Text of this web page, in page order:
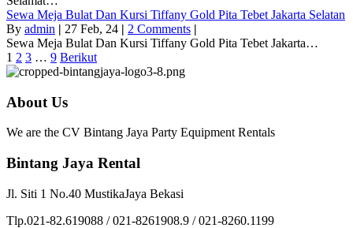
Sewa Meja Bulat Dan Kursi Tiffany Gold Pita Tebet Jakarta Selatan
By admin | 27 Feb, 24 | 2 Comments |
Sewa Meja Bulat Dan Kursi Tiffany Gold Pita Tebet Jakarta…
1 2 3 … 9 Berikut
About Us
We are the CV Bintang Jaya Party Equipment Rentals
Bintang Jaya Rental
Jl. Siti 1 No.40 MustikaJaya Bekasi
Tlp.021-82.619088 / 021-8261908.9 / 021-8260.1199